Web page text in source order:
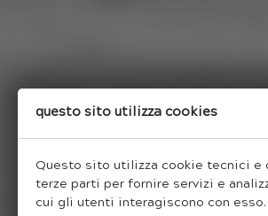
Questo sito utilizza cookies
Questo sito utilizza cookie tecnici
terze parti per fornire servizi e
cui gli utenti interagiscono con esso.